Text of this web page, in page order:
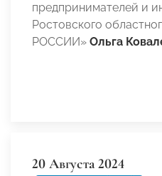
предпринимателей и
Ростовского
РОССИИ» Ольга
20 Августа 2024